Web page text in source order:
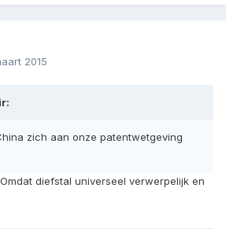
2015
zich aan onze patentwetgeving
diefstal universeel verwerpelijk en